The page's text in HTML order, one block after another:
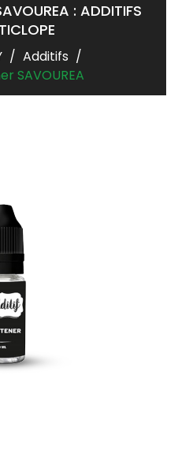
: ADDITIFS
Additifs
SAVOUREA